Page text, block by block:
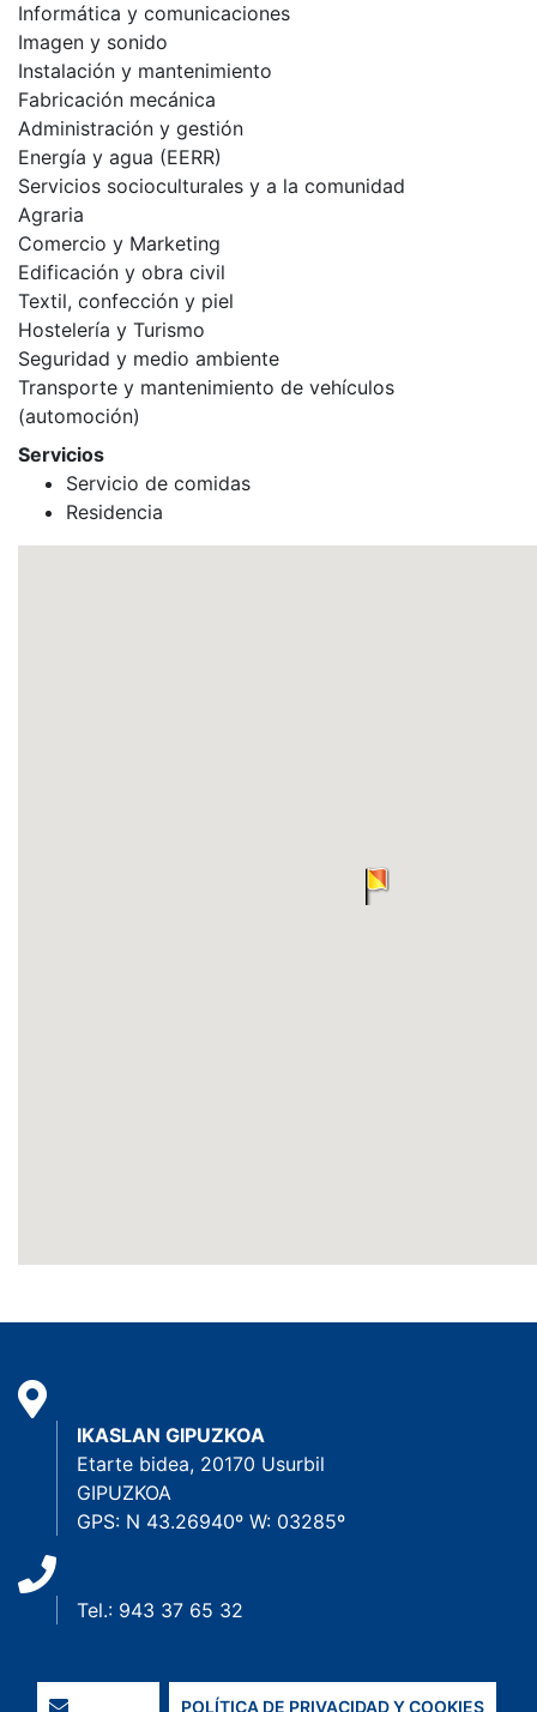
Informática y comunicaciones
Imagen y sonido
Instalación y mantenimiento
Fabricación mecánica
Administración y gestión
Energía y agua (EERR)
Servicios socioculturales y a la comunidad
Agraria
Comercio y Marketing
Edificación y obra civil
Textil, confección y piel
Hostelería y Turismo
Seguridad y medio ambiente
Transporte y mantenimiento de vehículos
(automoción)
Servicios
Servicio de comidas
Residencia
IKASLAN GIPUZKOA
Etarte bidea, 20170 Usurbil
GIPUZKOA
GPS: N 43.26940º W: 03285º
Tel.: 943 37 65 32
POLÍTICA DE PRIVACIDAD Y COOKIES